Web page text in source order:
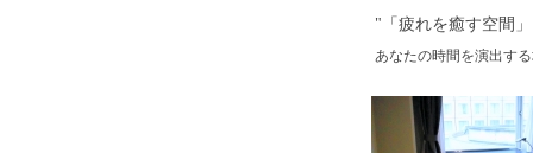
"「疲れを癒す空間
あなたの時間を演出す